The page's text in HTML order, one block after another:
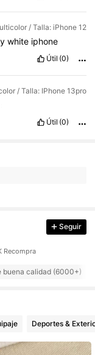
/ Talla: iPhone 12
white iphone
Útil (0)
/ Talla: IPhone 13pro
Útil (0)
Seguir
Recompra
buena calidad (6000+)
Deportes &